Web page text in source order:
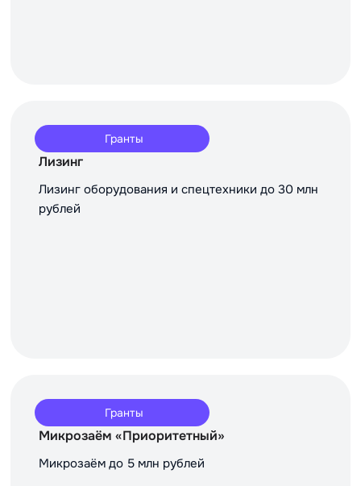
Гранты
Лизинг
Лизинг оборудования и спецтехники до 30 млн
рублей
Гранты
Микрозаём «Приоритетный»
Микрозаём до 5 млн рублей